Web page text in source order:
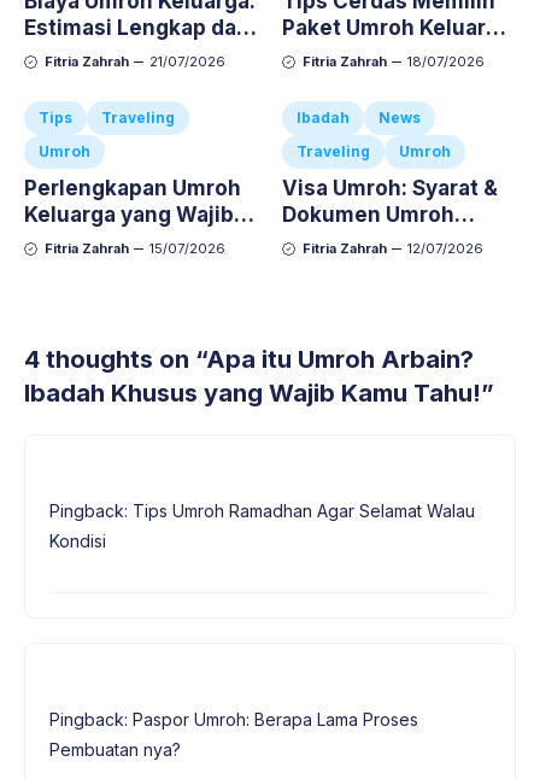
Estimasi Lengkap dan
Cara Atur Budgetnya
Fitria Zahrah 21/07/2026
Paket Umroh Keluarga
Agar Ibadah Si Kecil
Repot
Fitria Zahrah 18/07/2026
Tips
Traveling
Umroh
Perlengkapan Umroh
Keluarga yang Wajib
Dibawa, Jangan
Fitria Zahrah 15/07/2026
Ibadah
News
Traveling
Umroh
Visa Umroh: Syarat &
Dokumen Umroh
Keluarga Lengkap dan
Fitria Zahrah 12/07/2026
4 thoughts on “Apa itu Umroh Arbain?
Ibadah Khusus yang Wajib Kamu Tahu!”
Pingback: Tips Umroh Ramadhan Agar Selamat Walau
Kondisi
Pingback: Paspor Umroh: Berapa Lama Proses
Pembuatan nya?